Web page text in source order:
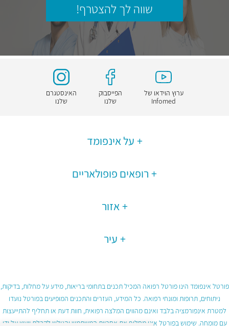
שווה לך להצטרף!
ערוץ הוידאו של
Infomed
הפייסבוק
שלנו
האינסטגרם
שלנו
על אינפומד
רופאים פופולאריים
אזור
עיר
פורטל אינפומד הינו פורטל רפואה המכיל תכנים בתחומי בריאות, מידע על מחלות, בדיקות,
ניתוחים, תרופות ומונחי רפואה. כל המידע, העזרים והתכנים המופיעים בפורטל נועדו
למטרת אינפורמציה בלבד ואינם מהווים המלצה רפואית, חוות דעת או תחליף להתייעצות
עם מומחה. שימוש בפורטל אינו מחליף את אחריות המשתמש והגולש לקבלת ייעוץ על ידי